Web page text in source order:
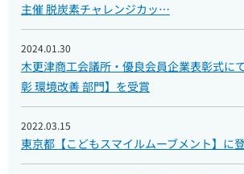
主催 脱炭素チャレンジカッ…
2024.01.30
木更津商工会議所・優良会員企業表彰式に
彰 環境改善 部門】を受賞
2022.03.15
東京都【こどもスマイルムーブメント】に